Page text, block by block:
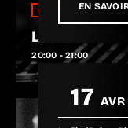
music
Laurent Veix
20:00 - 21:00
EN
17